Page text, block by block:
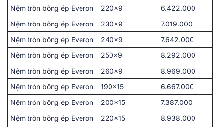
Nệm tròn bông ép Everon
220×9
6.422.000
Nệm tròn bông ép Everon
230×9
7.019.000
Nệm tròn bông ép Everon
240×9
7.642.000
Nệm tròn bông ép Everon
250×9
8.292.000
Nệm tròn bông ép Everon
260×9
8.969.000
Nệm tròn bông ép Everon
190×15
6.667.000
Nệm tròn bông ép Everon
200×15
7.387.000
Nệm tròn bông ép Everon
220×15
8.938.000